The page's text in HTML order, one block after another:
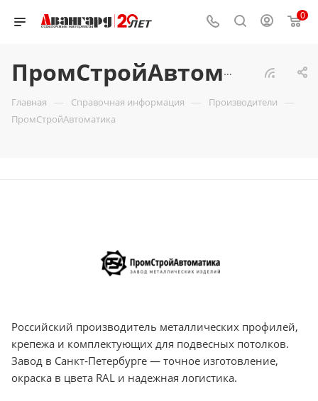
0
ПромСтройАвтоматика
Главная — Справочная информация — Производители —
ПромСтройАвтоматика
Российский производитель металлических профилей,
крепежа и комплектующих для подвесных потолков.
Завод в Санкт‑Петербурге — точное изготовление,
окраска в цвета RAL и надежная логистика.